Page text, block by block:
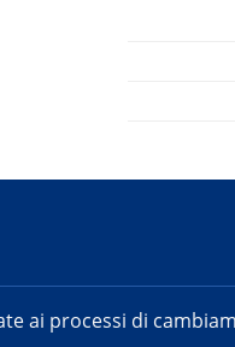
ai processi di